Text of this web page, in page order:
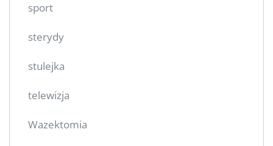
sport
sterydy
stulejka
telewizja
Wazektomia